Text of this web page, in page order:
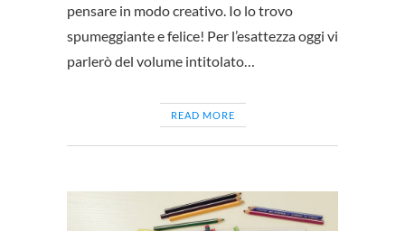
pensare in modo creativo. Io lo trovo
spumeggiante e felice! Per l’esattezza oggi vi
parlerò del volume intitolato…
READ MORE